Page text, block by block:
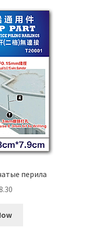
перила